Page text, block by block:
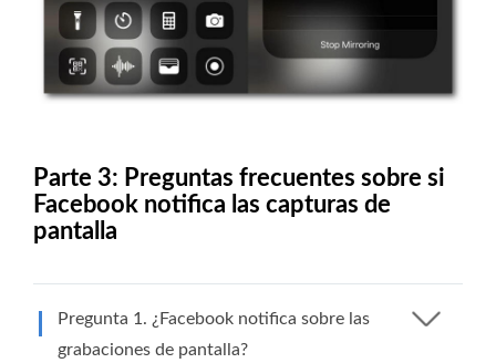
Parte 3: Preguntas frecuentes sobre si
Facebook notifica las capturas de
pantalla
Pregunta 1. ¿Facebook notifica sobre las
grabaciones de pantalla?